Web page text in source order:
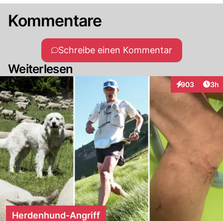
Kommentare
Schreibe einen Kommentar
Weiterlesen
903
Interaktionen
3h
Herdenhund-Angriff